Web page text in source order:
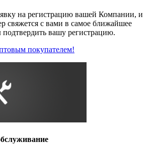
на регистрацию вашей Компании, и
свяжется с вами в самое ближайшее
подтвердить вашу регистрацию.
покупателем!